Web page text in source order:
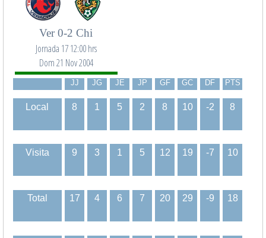
Ver 0-2 Chi
Jornada 17 12:00 hrs
Dom 21 Nov 2004
JJ JG JE JP GF GC DF PTS
Local 8 1 5 2 8 10 -2 8
Visita 9 3 1 5 12 19 -7 10
Total 17 4 6 7 20 29 -9 18